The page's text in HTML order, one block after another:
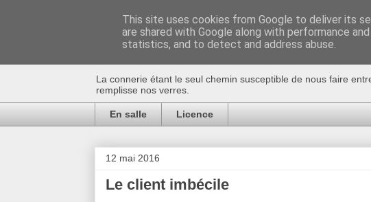
Au bistro !
La connerie étant le seul chemin susceptible de nous faire
remplisse nos verres.
En salle Licence
12 mai 2016
Le client imbécile
This site uses cookies from Google to deliver its
are shared with Google along with performance
statistics, and to detect and address abuse.